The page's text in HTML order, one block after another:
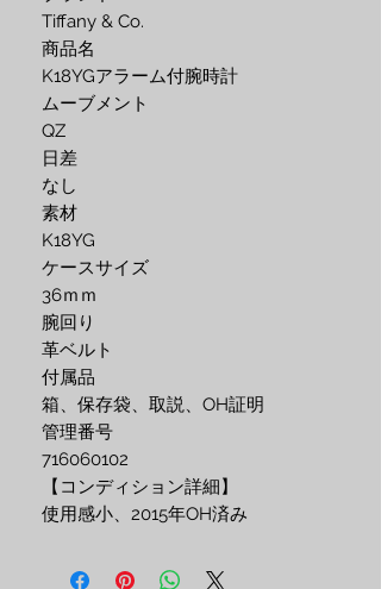
Tiffany & Co.
商品名
K18YGアラーム付腕時計
ムーブメント
QZ
日差
なし
素材
K18YG
ケースサイズ
36ｍｍ
腕回り
革ベルト
付属品
箱、保存袋、取説、OH証明
管理番号
716060102
【コンディション詳細】
使用感小、2015年OH済み